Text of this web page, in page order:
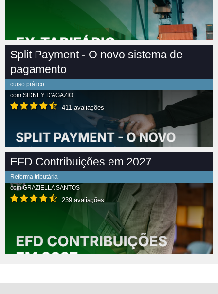
Split Payment - O novo sistema de
pagamento
curso prático
com SIDNEY D'AGÁZIO
411 avaliações
EFD Contribuições em 2027
Reforma tributária
comGRAZIELLA SANTOS
239 avaliações